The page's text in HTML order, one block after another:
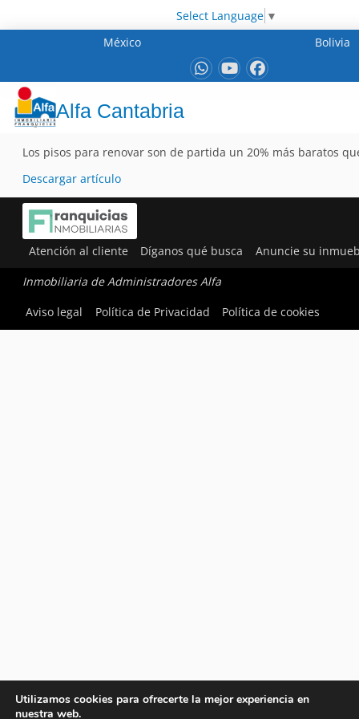
Select Language ▼
México
Bolivia
Alfa Cantabria
Los pisos para renovar son de partida un 20% más baratos
Descargar artículo
Atención al cliente Díganos qué busca Anuncie su
Inmobiliaria de Administradores Alfa
Aviso legal
Política de Privacidad Política de cookies
Utilizamos cookies para ofrecerte la mejor experiencia en
nuestra web.